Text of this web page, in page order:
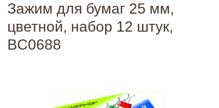
Зажим для бумаг 25 мм,
цветной, набор 12 штук,
BC0688